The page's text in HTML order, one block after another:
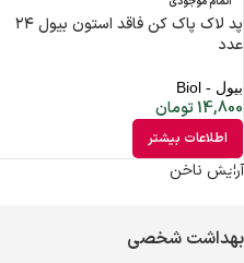
پد لاک پاک کن فاقد استون بیول ۲۴
عدد
بیول - Biol
14,800تومان
اطلاعات بیشتر
آرایش ناخن
بهداشت شخصی